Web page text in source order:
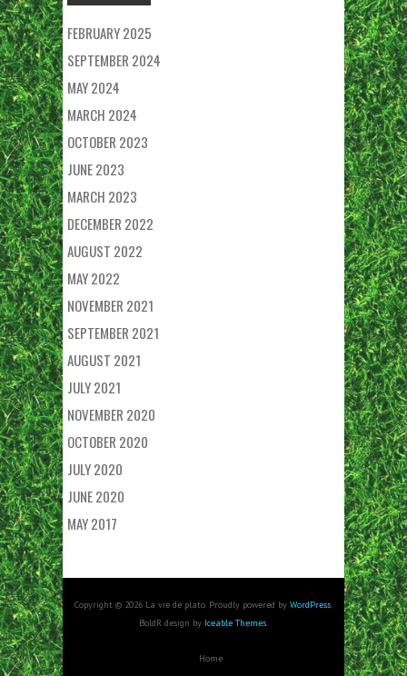
FEBRUARY 2025
SEPTEMBER 2024
MAY 2024
MARCH 2024
OCTOBER 2023
JUNE 2023
MARCH 2023
DECEMBER 2022
AUGUST 2022
MAY 2022
NOVEMBER 2021
SEPTEMBER 2021
AUGUST 2021
JULY 2021
NOVEMBER 2020
OCTOBER 2020
JULY 2020
JUNE 2020
MAY 2017
Copyright © 2026 La vie de plato. Proudly powered by WordPress.
BoldR design by Iceable Themes.
Home